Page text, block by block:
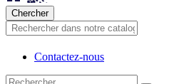
Chercher
Contactez-nous